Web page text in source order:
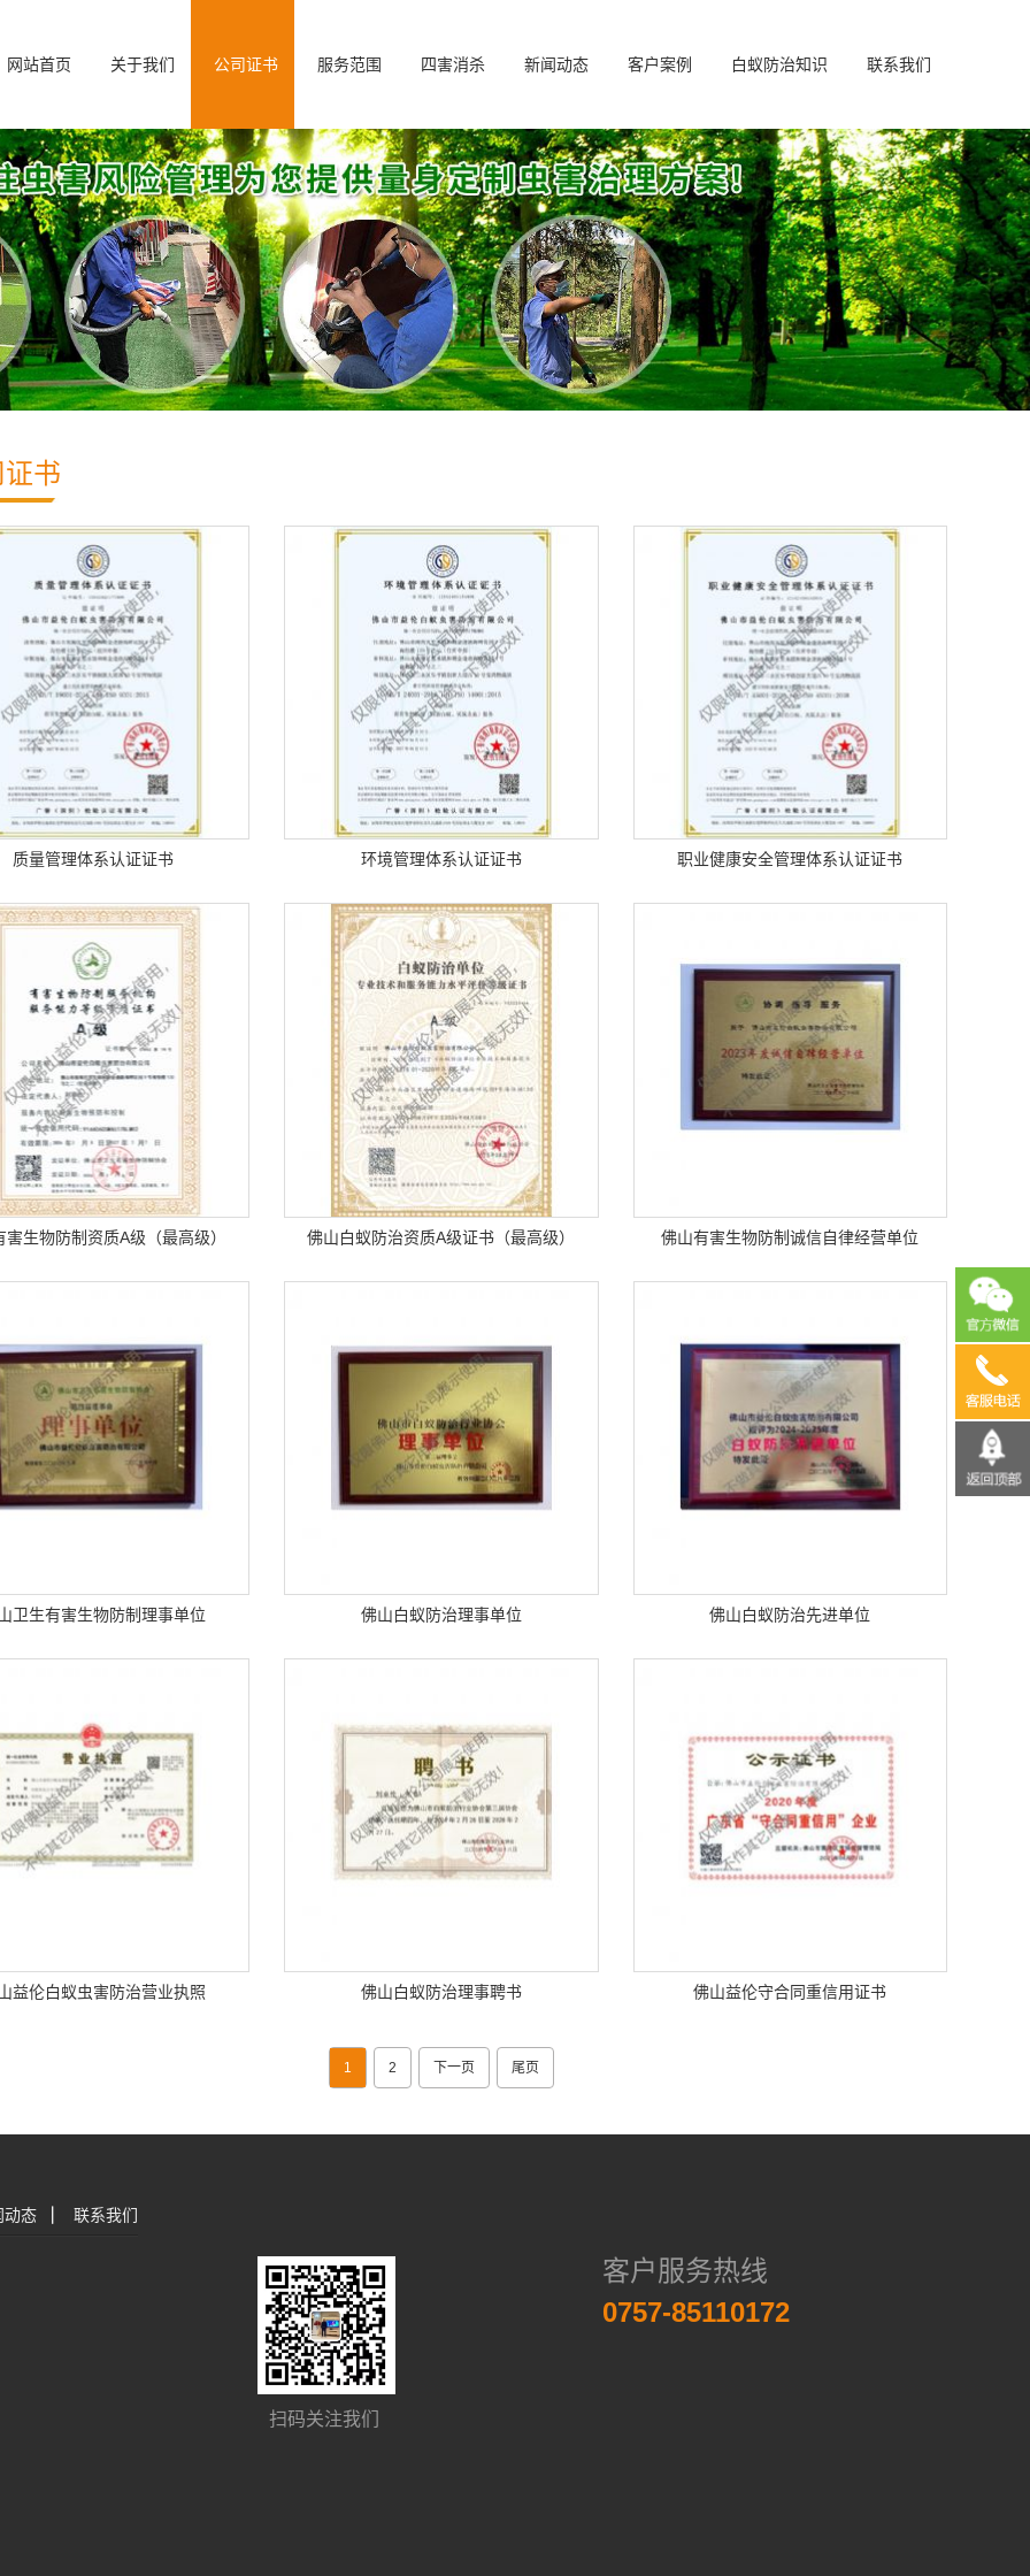
网站首页 关于我们 公司证书 服务范围 四害消杀 新闻动态 客户案例 白蚁防治知识 联系我们
书
质量管理体系认证证书 环境管理体系认证证书 职业健康安全管理体系认证证书
害生物防制资质A级（最高级） 佛山白蚁防治资质A级证书（最高级） 佛山有害生物防制诚信自律经营单位
卫生有害生物防制理事单位 佛山白蚁防治理事单位 佛山白蚁防治先进单位
益伦白蚁虫害防治营业执照 佛山白蚁防治理事聘书 佛山益伦守合同重信用证书
1 2 下一页 尾页
动态 联系我们
扫码关注我们
客户服务热线
0757-85110172